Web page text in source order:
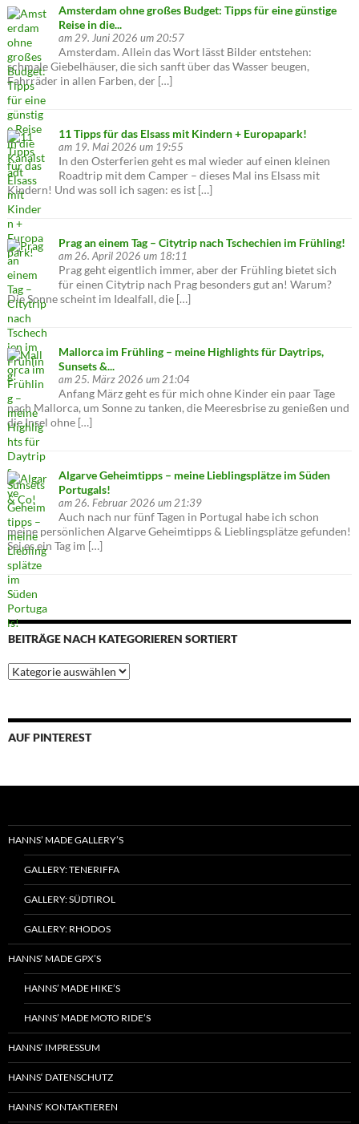
Amsterdam ohne großes Budget: Tipps für eine günstige
Reise in die...
am 29. Juni 2026 um 20:57
Amsterdam. Allein das Wort lässt Bilder entstehen:
schmale Giebelhäuser, die sich sanft über das Wasser beugen,
Fahrräder in allen Farben, der […]
11 Tipps für das Elsass mit Kindern + Europapark!
am 19. Mai 2026 um 19:55
In den Osterferien geht es mal wieder auf einen kleinen
Roadtrip mit dem Camper – dieses Mal ins Elsass mit
Kindern! Und was soll ich sagen: es ist […]
Prag an einem Tag – Citytrip nach Tschechien im Frühling!
am 26. April 2026 um 18:11
Prag geht eigentlich immer, aber der Frühling bietet sich
für einen Citytrip nach Prag besonders gut an! Warum?
Die Sonne scheint im Idealfall, die […]
Mallorca im Frühling – meine Highlights für Daytrips,
Sunsets &...
am 25. März 2026 um 21:04
Anfang März geht es für mich ohne Kinder ein paar Tage
nach Mallorca, um Sonne zu tanken, die Meeresbrise zu genießen und
die Insel ohne […]
Algarve Geheimtipps – meine Lieblingsplätze im Süden
Portugals!
am 26. Februar 2026 um 21:39
Auch nach nur fünf Tagen in Portugal habe ich schon
meine persönlichen Algarve Geheimtipps & Lieblingsplätze gefunden!
Sei es ein Tag im […]
BEITRÄGE NACH KATEGORIEREN SORTIERT
Beiträge
nach
AUF PINTEREST
HANNS’ MADE GALLERY’S
GALLERY: TENERIFFA
GALLERY: SÜDTIROL
GALLERY: RHODOS
HANNS‘ MADE GPX’S
HANNS’ MADE HIKE’S
HANNS’ MADE MOTO RIDE’S
HANNS‘ IMPRESSUM
HANNS‘ DATENSCHUTZ
HANNS‘ KONTAKTIEREN